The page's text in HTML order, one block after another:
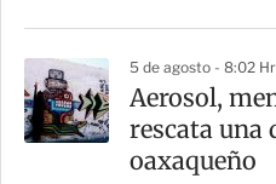
5 de agosto - 8:02
Aerosol,
rescata una
oaxaqueño